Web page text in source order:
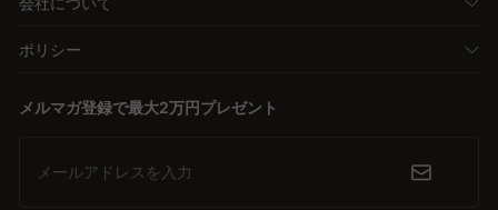
ポリシー
メルマガ登録で最大2万円プレゼント
メールアドレスを入力